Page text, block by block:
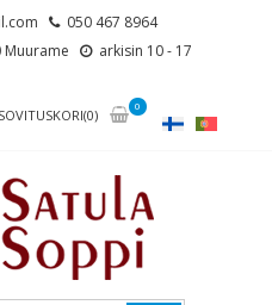
050 467 8964
Muurame
arkisin 10 - 17
SOVITUSKORI(0)
0